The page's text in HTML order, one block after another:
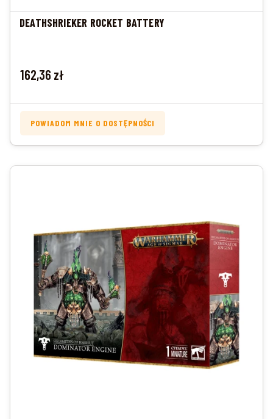
DEATHSHRIEKER ROCKET BATTERY
Cena
162,36 zł
POWIADOM MNIE O DOSTĘPNOŚCI